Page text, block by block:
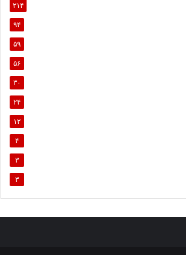
۲۱۴
۹۴
۵۹
۵۶
۳۰
۲۴
۱۲
۴
۳
۳